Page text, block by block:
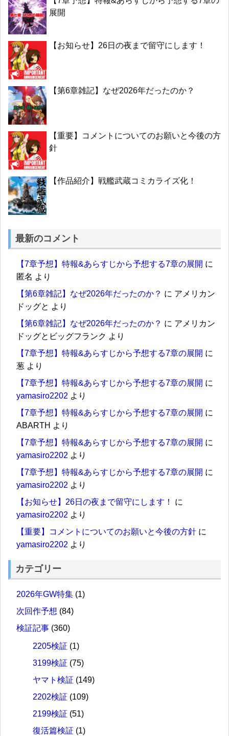
展開
【お知らせ】26日の夜まで留守にします！
【第6章雑記】なぜ2026年だったのか？
【重要】コメントについてのお願いと今後の方
針
【作品紹介】戦艦武蔵コミカライズ化！
最新のコメント
【7章予想】特報&あらすじから予想する7章の展開 に
匿名 より
【第6章雑記】なぜ2026年だったのか？ に アメリカン
ドッグと より
【第6章雑記】なぜ2026年だったのか？ に アメリカン
ドッグとビッグフランク より
【7章予想】特報&あらすじから予想する7章の展開 に
葱 より
【7章予想】特報&あらすじから予想する7章の展開 に
yamasiro2202 より
【7章予想】特報&あらすじから予想する7章の展開 に
ABARTH より
【7章予想】特報&あらすじから予想する7章の展開 に
yamasiro2202 より
【7章予想】特報&あらすじから予想する7章の展開 に
yamasiro2202 より
【お知らせ】26日の夜まで留守にします！
に
yamasiro2202 より
【重要】コメントについてのお願いと今後の方針 に
yamasiro2202 より
カテゴリー
2026年GW特集 (1)
次回作予想 (84)
検証記事 (360)
2205検証 (1)
3199検証 (75)
ヤマト検証 (149)
2202検証 (109)
2199検証 (51)
復活篇検証 (1)